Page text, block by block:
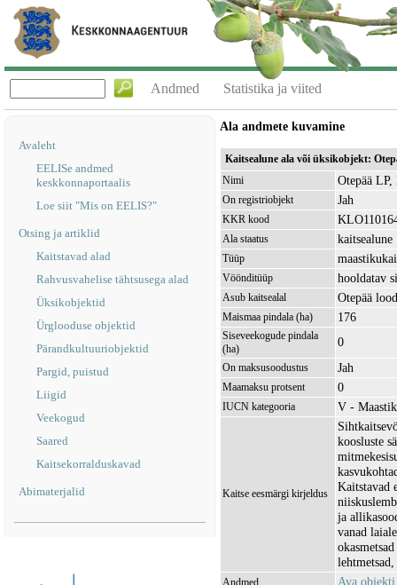
Andmed Statistika ja viited
Avaleht
EELISe andmed
keskkonnaportaalis
Loe siit "Mis on EELIS?"
Otsing ja artiklid
Kaitstavad alad
Rahvusvahelise tähtsusega alad
Üksikobjektid
Ürglooduse objektid
Pärandkultuuriobjektid
Pargid, puistud
Liigid
Veekogud
Saared
Kaitsekorralduskavad
Abimaterjalid
Ala andmete kuvamine
Kaitsealune ala või üksikobjekt:
Nimi
Otepää
On registriobjekt Jah
KKR kood
Ala staatus kaitsealune
Tüüp
Vöönditüüp hooldatav
Asub kaitsealal Otepää
Maismaa pindala (ha) 176
Siseveekogude pindala
(ha)
0
On maksusoodustus Jah
Maamaksu protsent 0
IUCN kategooria V -
Kaitse eesmärgi kirjeldus
koosluste
Kaitstavad
ja
vanad
Andmed
Ava objekti